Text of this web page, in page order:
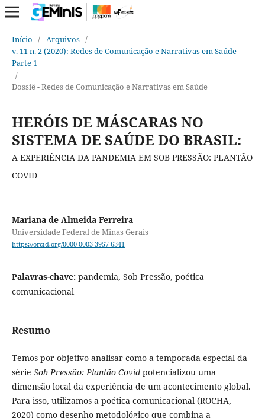
Início / Arquivos /
v. 11 n. 2 (2020): Redes de Comunicação e Narrativas em Saúde -
Parte 1
/
Dossiê - Redes de Comunicação e Narrativas em Saúde
HERÓIS DE MÁSCARAS NO
SISTEMA DE SAÚDE DO BRASIL:
A EXPERIÊNCIA DA PANDEMIA EM SOB PRESSÃO: PLANTÃO
COVID
Mariana de Almeida Ferreira
Universidade Federal de Minas Gerais
https://orcid.org/0000-0003-3957-6341
Palavras-chave: pandemia, Sob Pressão, poética
comunicacional
Resumo
Temos por objetivo analisar como a temporada especial da
série Sob Pressão: Plantão Covid potencializou uma
dimensão local da experiência de um acontecimento global.
Para isso, utilizamos a poética comunicacional (ROCHA,
2020) como desenho metodológico que combina a